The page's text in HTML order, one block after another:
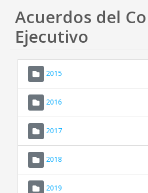
Acuerdos del
Ejecutivo
2015
2016
2017
2018
2019